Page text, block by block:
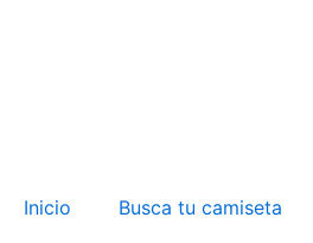
Inicio Busca tu camiseta